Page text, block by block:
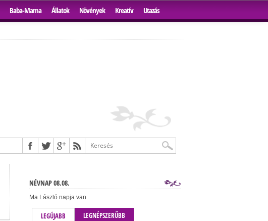
Baba-Mama Állatok Növények Kreatív Utazás
NÉVNAP 08.08.
Ma László napja van.
LEGÚJABB LEGNÉPSZERŰBB